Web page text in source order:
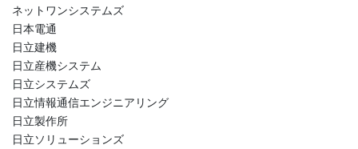
ネットワンシステムズ
日本電通
日立建機
日立産機システム
日立システムズ
日立情報通信エンジニアリング
日立製作所
日立ソリューションズ